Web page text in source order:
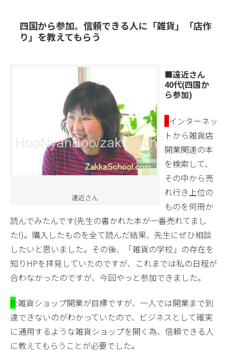
四国から参加。信頼できる人に「雑貨」「店作
り」を教えてもらう
遠近さん
■遠近さん
40代(四国か
ら参加)
Aインターネッ
トから雑貨店
開業関連の本
を検索して、
その中から売
れ行き上位の
ものを何冊か
読んでみたんです(先生の書かれた本が一番売れてまし
た!)。購入したものを全て読んだ結果、先生にぜひ相談
したいと思いました。その後、「雑貨の学校」の存在を
知りHPを拝見していたのですが、これまでは私の日程が
合わなかったのですが、今回やっと参加できました。
B:雑貨ショップ開業が目標ですが、一人では開業まで到
達できないのがわかっていたので、ビジネスとして確実
に通用するような雑貨ショップを開く為、信頼できる人
に教えてもらうことが必要でした。